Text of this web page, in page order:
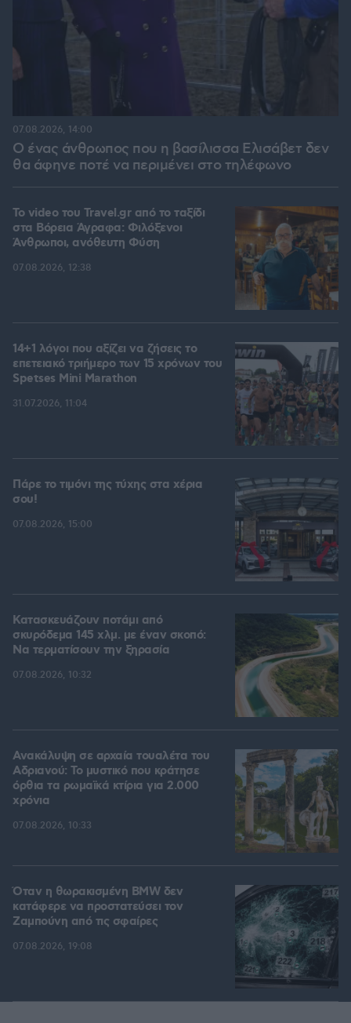
Ο ένας άνθρωπος που η βασίλισσα Ελισάβετ δεν
θα άφηνε ποτέ να περιμένει στο τηλέφωνο
07.08.2026, 14:00
To video του Travel.gr από το ταξίδι
στα Βόρεια Άγραφα: Φιλόξενοι
Άνθρωποι, ανόθευτη Φύση
07.08.2026, 12:38
14+1 λόγοι που αξίζει να ζήσεις το
επετειακό τριήμερο των 15 χρόνων του
Spetses Mini Marathon
31.07.2026, 11:04
Πάρε το τιμόνι της τύχης στα χέρια
σου!
07.08.2026, 15:00
Κατασκευάζουν ποτάμι από
σκυρόδεμα 145 χλμ. με έναν σκοπό:
Να τερματίσουν την ξηρασία
07.08.2026, 10:32
Ανακάλυψη σε αρχαία τουαλέτα του
Αδριανού: Το μυστικό που κράτησε
όρθια τα ρωμαϊκά κτίρια για 2.000
χρόνια
07.08.2026, 10:33
Όταν η θωρακισμένη BMW δεν
κατάφερε να προστατεύσει τον
Ζαμπούνη από τις σφαίρες
07.08.2026, 19:08